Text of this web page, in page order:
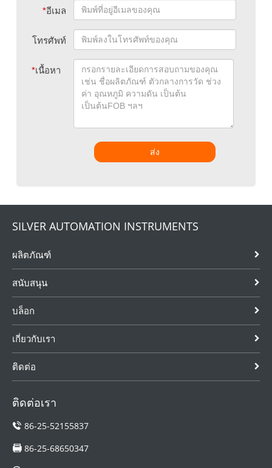
*อีเมล
โทรศัพท์
*เนื้อหา
ส่ง
SILVER AUTOMATION INSTRUMENTS
ผลิตภัณฑ์
สนับสนุน
บล็อก
เกี่ยวกับเรา
ติดต่อ
ติดต่อเรา
86-25-52155837
86-25-68650347